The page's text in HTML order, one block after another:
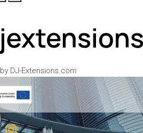
by DJ-Extensions.com